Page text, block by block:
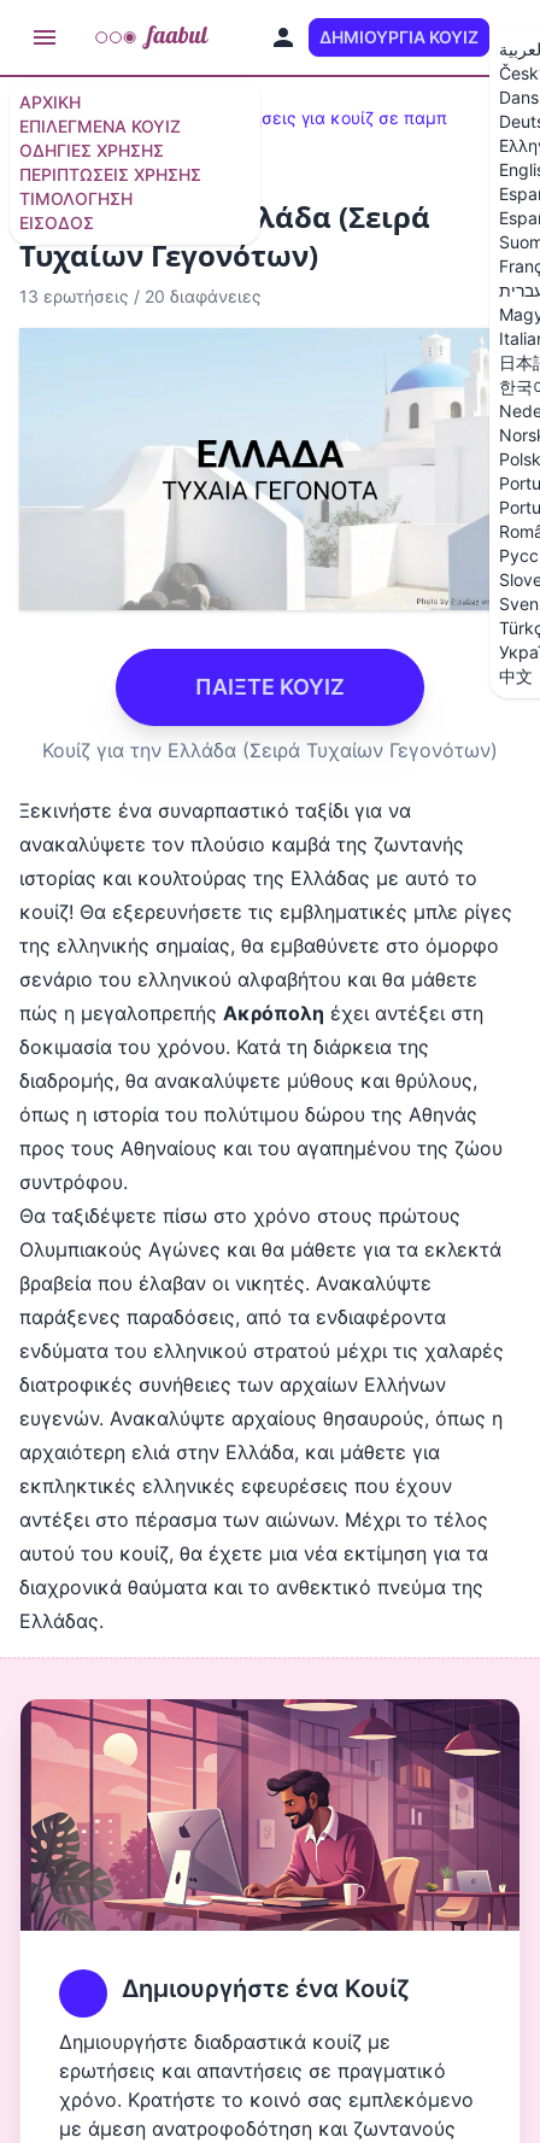
ΑΡΧΙΚΉ
ΕΠΙΛΕΓΜΈΝΑ ΚΟΥΊΖ
ΟΔΗΓΊΕΣ ΧΡΉΣΗΣ
ΠΕΡΙΠΤΏΣΕΙΣ ΧΡΉΣΗΣ
ΤΙΜΟΛΌΓΗΣΗ
ΕΊΣΟΔΟΣ
ΔΗΜΙΟΥΡΓΊΑ ΚΟΥΊΖ
日本
한국
中文
Δημοφιλή κουίζ 100 ερωτήσεις για κουίζ σε παμπ
Κουίζ για την Ελλάδα (Σειρά
Τυχαίων Γεγονότων)
13 ερωτήσεις / 20 διαφάνειες
ΠΑΙΞΤΕ ΚΟΥΙΖ
Κουίζ για την Ελλάδα (Σειρά Τυχαίων Γεγονότων)
Ξεκινήστε ένα συναρπαστικό ταξίδι για να
ανακαλύψετε τον πλούσιο καμβά της ζωντανής
ιστορίας και κουλτούρας της Ελλάδας με αυτό το
κουίζ! Θα εξερευνήσετε τις εμβληματικές μπλε ρίγες
της ελληνικής σημαίας, θα εμβαθύνετε στο όμορφο
σενάριο του ελληνικού αλφαβήτου και θα μάθετε
πώς η μεγαλοπρεπής Ακρόπολη έχει αντέξει στη
δοκιμασία του χρόνου. Κατά τη διάρκεια της
διαδρομής, θα ανακαλύψετε μύθους και θρύλους,
όπως η ιστορία του πολύτιμου δώρου της Αθηνάς
προς τους Αθηναίους και του αγαπημένου της ζώου
συντρόφου.
Θα ταξιδέψετε πίσω στο χρόνο στους πρώτους
Ολυμπιακούς Αγώνες και θα μάθετε για τα εκλεκτά
βραβεία που έλαβαν οι νικητές. Ανακαλύψτε
παράξενες παραδόσεις, από τα ενδιαφέροντα
ενδύματα του ελληνικού στρατού μέχρι τις χαλαρές
διατροφικές συνήθειες των αρχαίων Ελλήνων
ευγενών. Ανακαλύψτε αρχαίους θησαυρούς, όπως η
αρχαιότερη ελιά στην Ελλάδα, και μάθετε για
εκπληκτικές ελληνικές εφευρέσεις που έχουν
αντέξει στο πέρασμα των αιώνων. Μέχρι το τέλος
αυτού του κουίζ, θα έχετε μια νέα εκτίμηση για τα
διαχρονικά θαύματα και το ανθεκτικό πνεύμα της
Ελλάδας.
Δημιουργήστε ένα Κουίζ
Δημιουργήστε διαδραστικά κουίζ με
ερωτήσεις και απαντήσεις σε πραγματικό
χρόνο. Κρατήστε το κοινό σας εμπλεκόμενο
με άμεση ανατροφοδότηση και ζωντανούς